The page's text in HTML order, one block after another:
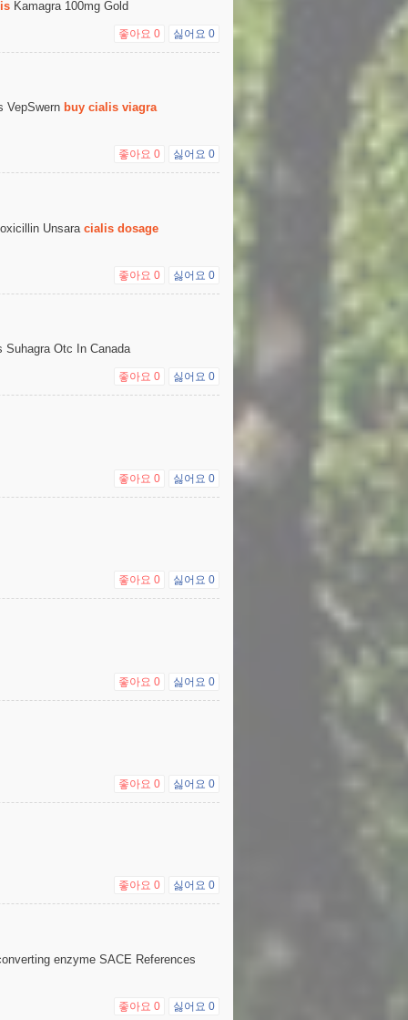
Kamagra 100mg Gold
좋아요 0 싫어요 0
VepSwern buy cialis viagra
좋아요 0 싫어요 0
Unsara cialis dosage
좋아요 0 싫어요 0
Otc In Canada
좋아요 0 싫어요 0
좋아요 0 싫어요 0
좋아요 0 싫어요 0
좋아요 0 싫어요 0
좋아요 0 싫어요 0
좋아요 0 싫어요 0
enzyme SACE References
좋아요 0 싫어요 0